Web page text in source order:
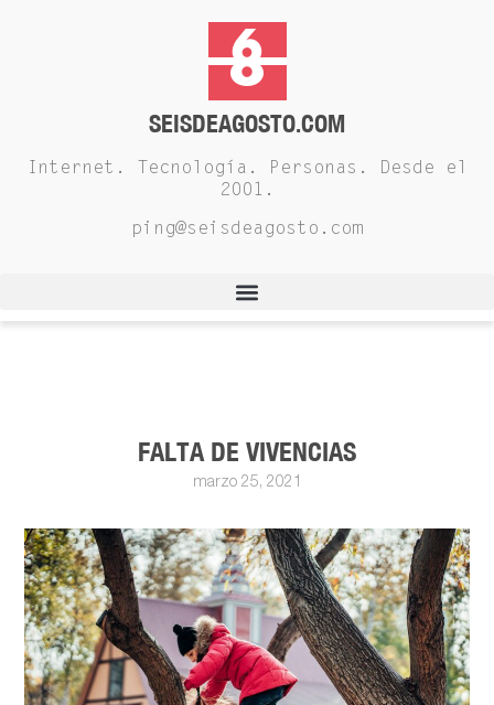
SEISDEAGOSTO.COM
Internet. Tecnología. Personas. Desde el
2001.
ping@seisdeagosto.com
FALTA DE VIVENCIAS
marzo 25, 2021